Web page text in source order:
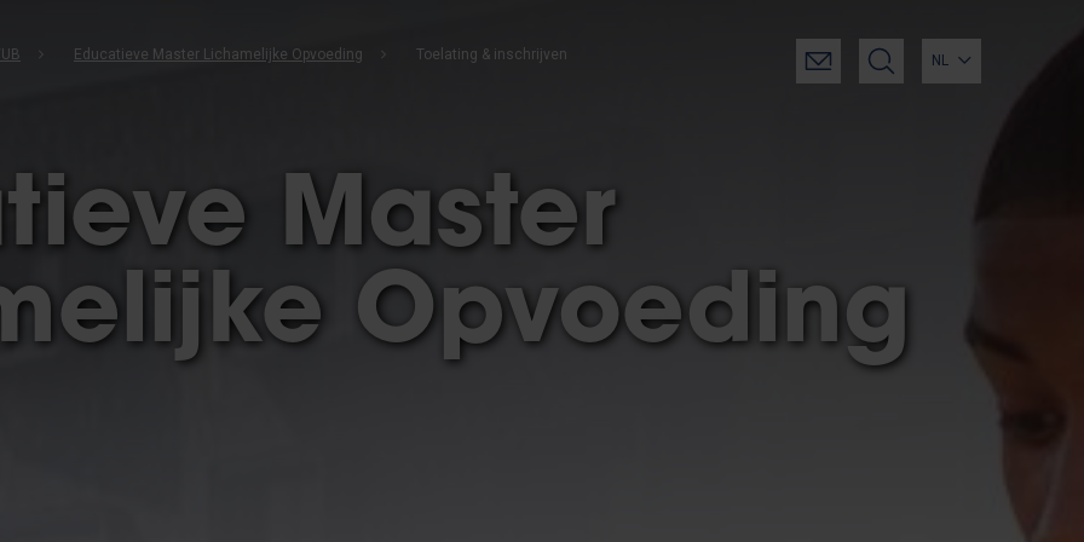
Educatieve Master Lichamelijke Opvoeding Toelating & inschrijven NL
Master
Opvoeding